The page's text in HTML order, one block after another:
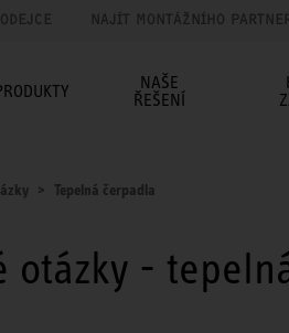
NAJÍT MONTÁŽNÍHO
NAŠE
ŘEŠENÍ
Tepelná čerpadla
otázky -